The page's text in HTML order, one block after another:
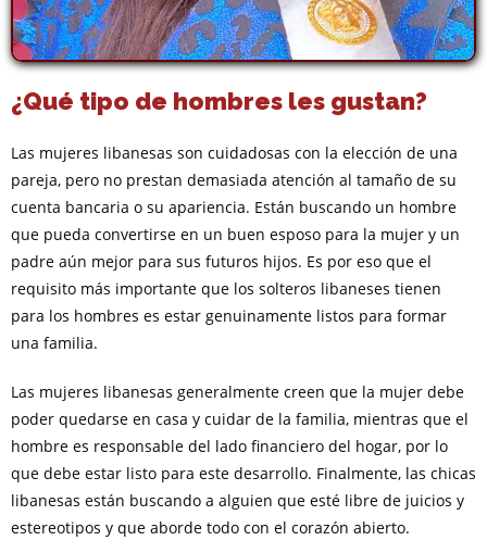
¿Qué tipo de hombres les gustan?
Las mujeres libanesas son cuidadosas con la elección de una
pareja, pero no prestan demasiada atención al tamaño de su
cuenta bancaria o su apariencia. Están buscando un hombre
que pueda convertirse en un buen esposo para la mujer y un
padre aún mejor para sus futuros hijos. Es por eso que el
requisito más importante que los solteros libaneses tienen
para los hombres es estar genuinamente listos para formar
una familia.
Las mujeres libanesas generalmente creen que la mujer debe
poder quedarse en casa y cuidar de la familia, mientras que el
hombre es responsable del lado financiero del hogar, por lo
que debe estar listo para este desarrollo. Finalmente, las chicas
libanesas están buscando a alguien que esté libre de juicios y
estereotipos y que aborde todo con el corazón abierto.